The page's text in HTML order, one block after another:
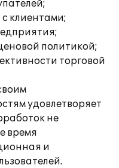
клиентами;
политикой;
торговой
удовлетворяет
не
время
и